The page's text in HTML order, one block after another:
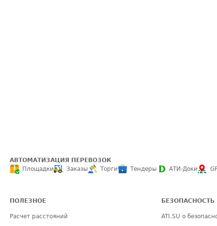
АВТОМАТИЗАЦИЯ ПЕРЕВОЗОК
Площадки
Заказы Торги Тендеры АТИ-Доки
ПОЛЕЗНОЕ
Расчет расстояний
БЕЗОПАСНОСТЬ
ATI.SU о